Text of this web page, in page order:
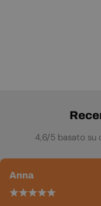
4,6/5 basato su
Anna